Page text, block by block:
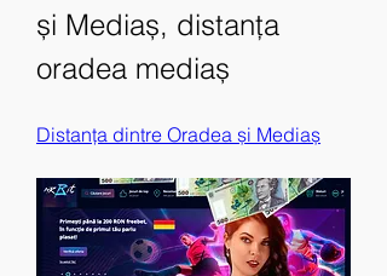
și Mediaș, distanța
oradea mediaș
Distanța dintre Oradea și Mediaș